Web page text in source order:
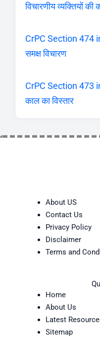
विचारणीय व्यक्तियों
CrPC Section 474
समक्ष विचारण
CrPC Section 473
काल का विस्तार
About US
Contact Us
Privacy Policy
Disclaimer
Terms and
Home
About Us
Latest
Sitemap